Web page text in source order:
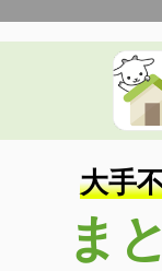
沖縄県浦添市城間
価
住
専
間
沖縄県沖縄市海邦
価
大手
ま